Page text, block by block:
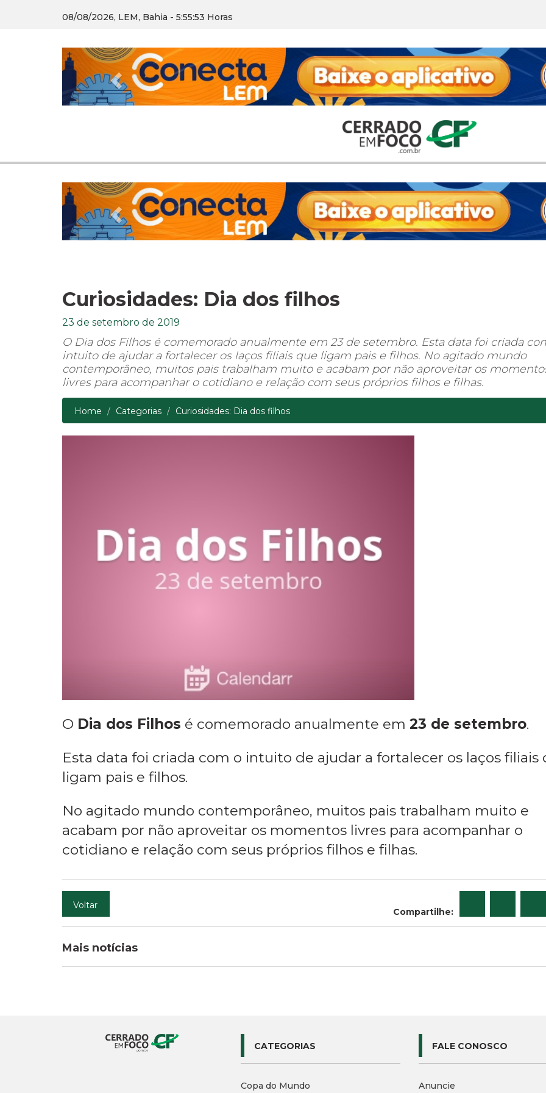
08/08/2026, LEM, Bahia - 5:55:54 Horas
Previous
Previous
Curiosidades: Dia dos filhos
23 de setembro de 2019
O Dia dos Filhos é comemorado anualmente em 23 de setembro. Esta data foi criada
intuito de ajudar a fortalecer os laços filiais que ligam pais e filhos. No agitado mundo
contemporâneo, muitos pais trabalham muito e acabam por não aproveitar os
livres para acompanhar o cotidiano e relação com seus próprios filhos e filhas.
Home Categorias Curiosidades: Dia dos filhos
O Dia dos Filhos é comemorado anualmente em 23 de setembro.
Esta data foi criada com o intuito de ajudar a fortalecer os laços filiais
ligam pais e filhos.
No agitado mundo contemporâneo, muitos pais trabalham muito e
acabam por não aproveitar os momentos livres para acompanhar o
cotidiano e relação com seus próprios filhos e filhas.
Voltar
Compartilhe:
Mais notícias
CATEGORIAS
Copa do Mundo
FALE CONOSCO
Anuncie